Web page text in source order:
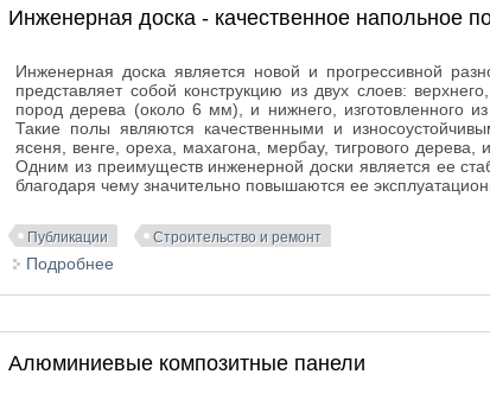
Инженерная доска - качественное напольное
Инженерная доска является новой и прогрессивной
представляет собой конструкцию из двух слоев:
пород дерева (около 6 мм), и нижнего, изготовленного
Такие полы являются качественными и
ясеня, венге, ореха, махагона, мербау, тигрового
Одним из преимуществ инженерной доски является ее
благодаря чему значительно повышаются ее
Публикации Строительство и ремонт
Подробнее
Алюминиевые композитные панели